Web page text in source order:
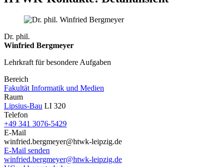
Dr. phil.
Winfried Bergmeyer
Lehrkraft für besondere Aufgaben
Bereich
Fakultät Informatik und Medien
Raum
Lipsius-Bau LI 320
Telefon
+49 341 3076-5429
E-Mail
winfried.bergmeyer@htwk-leipzig.de
E-Mail senden
winfried.bergmeyer@htwk-leipzig.de